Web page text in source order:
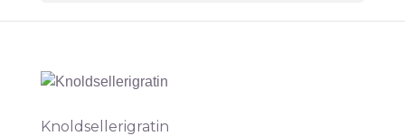
Knoldsellerigratin